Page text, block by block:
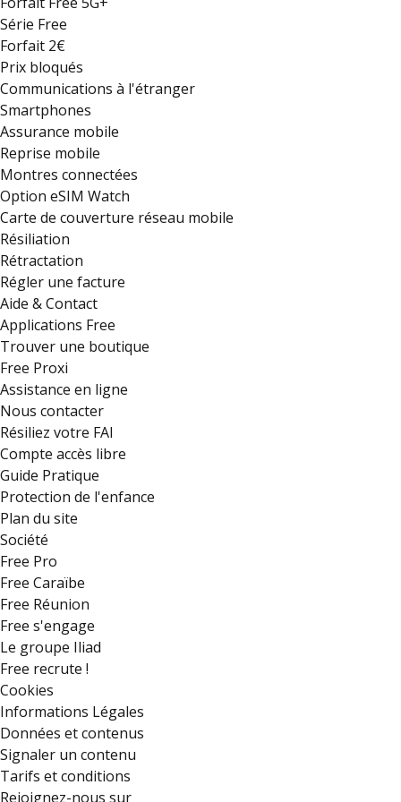
Série Free
Forfait 2€
Prix bloqués
Communications à l'étranger
Smartphones
Assurance mobile
Reprise mobile
Montres connectées
Option eSIM Watch
Carte de couverture réseau mobile
Résiliation
Rétractation
Régler une facture
Aide & Contact
Applications Free
Trouver une boutique
Free Proxi
Assistance en ligne
Nous contacter
Résiliez votre FAI
Compte accès libre
Guide Pratique
Protection de l'enfance
Plan du site
Société
Free Pro
Free Caraïbe
Free Réunion
Free s'engage
Le groupe Iliad
Free recrute !
Cookies
Informations Légales
Données et contenus
Signaler un contenu
Tarifs et conditions
Rejoignez-nous sur